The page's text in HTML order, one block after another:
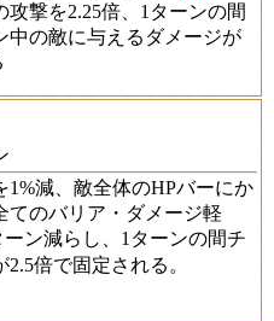
攻撃を2.25倍、1ターンの間
中の敵に与えるダメージが
1%減、敵全体のHPバーにか
てのバリア・ダメージ軽
ーン減らし、1ターンの間チ
2.5倍で固定される。